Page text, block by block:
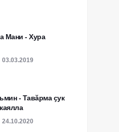
Мани - Хура
03.03.2019
- Тавӑрма ҫук
24.10.2020